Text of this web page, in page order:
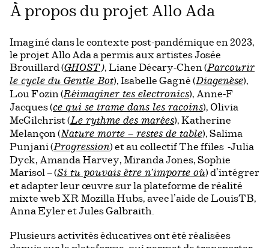
À propos du projet Allo Ada
Imaginé dans le contexte post-pandémique en 2023,
le projet Allo Ada a permis aux artistes Josée
Brouillard (GHOST), Liane Décary-Chen (Parcourir
le cycle du Gentle Bot), Isabelle Gagné (Diagenèse),
Lou Fozin (Réimaginer tes electronics), Anne-F
Jacques (ce qui se trame dans les racoins), Olivia
McGilchrist (Le rythme des marées), Katherine
Melançon (Nature morte – restes de table), Salima
Punjani (Progression) et au collectif The ffiles -Julia
Dyck, Amanda Harvey, Miranda Jones, Sophie
Marisol – (Si tu pouvais être n’importe où) d’intégrer
et adapter leur œuvre sur la plateforme de réalité
mixte web XR Mozilla Hubs, avec l’aide de LouisTB,
Anna Eyler et Jules Galbraith.
Plusieurs activités éducatives ont été réalisées